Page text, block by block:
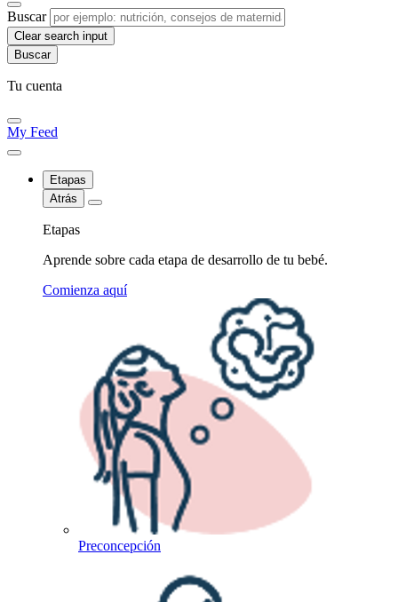
Buscar
Clear search input
Tu cuenta
My Feed
Etapas
Atrás
Etapas
Aprende sobre cada etapa de desarrollo de tu bebé.
Comienza aquí
Preconcepción